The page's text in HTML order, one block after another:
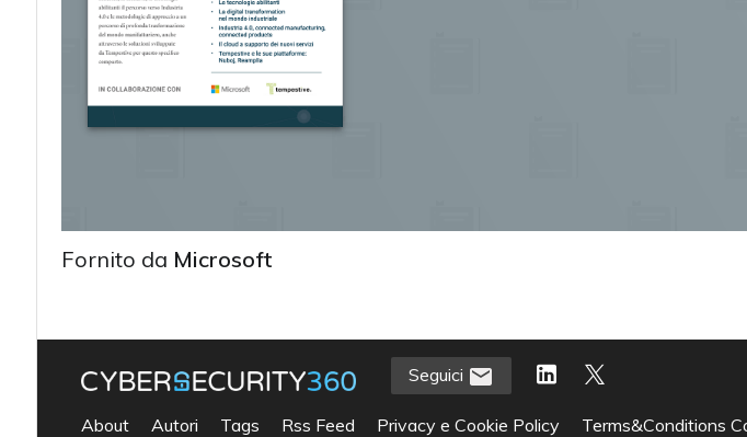
Fornito da Microsoft
Seguici
About Autori Tags Rss Feed Privacy e Cookie Policy Terms&Conditions